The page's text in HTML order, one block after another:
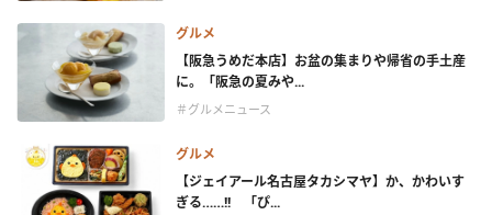
グルメ
【阪急うめだ本店】お盆の集まりや帰省の手土産
に。「阪急の夏みや...
＃グルメニュース
グルメ
【ジェイアール名古屋タカシマヤ】か、かわいす
ぎる……!! 「ぴ...